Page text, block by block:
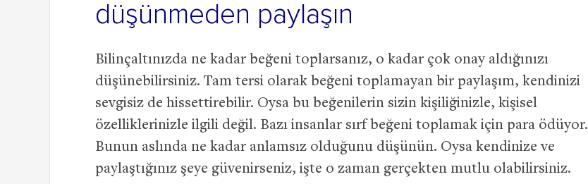
düşünmeden paylaşın
Bilinçaltınızda ne kadar beğeni toplarsanız, o kadar çok onay aldığınızı
düşünebilirsiniz. Tam tersi olarak beğeni toplamayan bir paylaşım, kendinizi
sevgisiz de hissettirebilir. Oysa bu beğenilerin sizin kişiliğinizle, kişisel
özelliklerinizle ilgili değil. Bazı insanlar sırf beğeni toplamak için para ödüyor.
Bunun aslında ne kadar anlamsız olduğunu düşünün. Oysa kendinize ve
paylaştığınız şeye güvenirseniz, işte o zaman gerçekten mutlu olabilirsiniz.